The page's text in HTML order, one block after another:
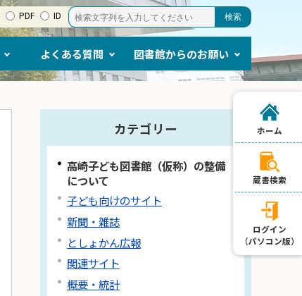
PDF ID
よくある質問 図書館からのお願い
カテゴリー
高崎子ども図書館（仮称）の整備
について
子ども向けのサイト
新聞・雑誌
としょかん広報
関連サイト
概要・統計
ホーム
蔵書検索
ログイン
（パソコン版）